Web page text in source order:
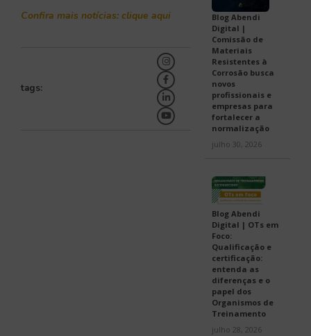
Confira mais notícias: clique aqui
tags:
Blog Abendi
Digital |
Comissão de
Materiais
Resistentes à
Corrosão busca
novos
profissionais e
empresas para
fortalecer a
normalização
julho 30, 2026
Blog Abendi
Digital | OTs em
Foco:
Qualificação e
certificação:
entenda as
diferenças e o
papel dos
Organismos de
Treinamento
julho 28, 2026